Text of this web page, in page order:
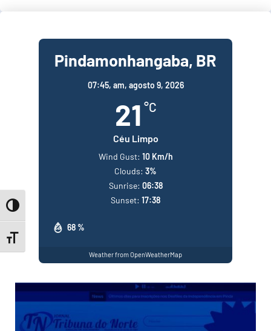
Toggle High Contrast
Toggle Font size
Pindamonhangaba, BR
07:45, am, agosto 9, 2026
21 °C
Céu Limpo
68 %
Wind Gust: 10 Km/h
Clouds: 3%
Sunrise: 06:38
Sunset: 17:38
Weather from OpenWeatherMap